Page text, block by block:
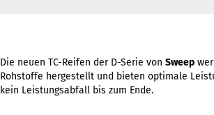
Die neuen TC-Reifen der D-Serie von Sweep
Rohstoffe hergestellt und bieten optimale
kein Leistungsabfall bis zum Ende.